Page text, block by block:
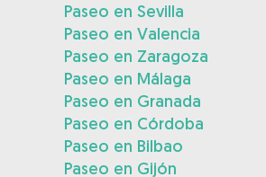
Paseo en Sevilla
Paseo en Valencia
Paseo en Zaragoza
Paseo en Málaga
Paseo en Granada
Paseo en Córdoba
Paseo en Bilbao
Paseo en Gijón